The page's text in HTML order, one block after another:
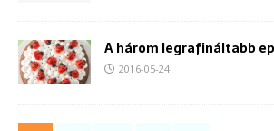
A három legrafináltabb
2016-05-24